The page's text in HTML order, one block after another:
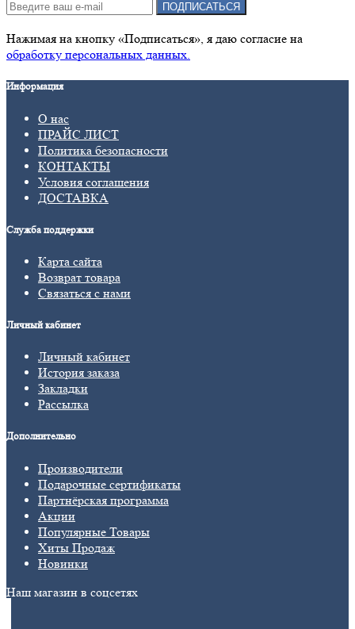
ПОДПИСАТЬСЯ
Нажимая на кнопку «Подписаться», я даю cогласие на
обработку персональных данных.
Информация
О нас
ПРАЙС ЛИСТ
Политика безопасности
КОНТАКТЫ
Условия соглашения
ДОСТАВКА
Служба поддержки
Карта сайта
Возврат товара
Связаться с нами
Личный кабинет
Личный кабинет
История заказа
Закладки
Рассылка
Дополнительно
Производители
Подарочные сертификаты
Партнёрская программа
Акции
Популярные Товары
Хиты Продаж
Новинки
Наш магазин в соцсетях